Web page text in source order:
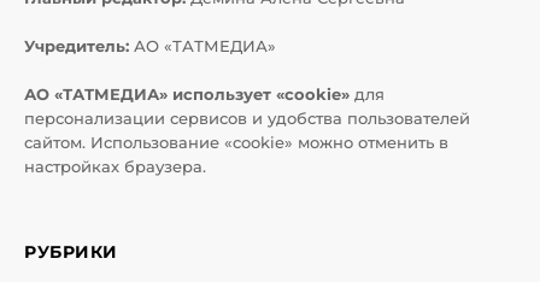
Учредитель: АО «ТАТМЕДИА»
АО «ТАТМЕДИА» использует «cookie» для
персонализации сервисов и удобства пользователей
сайтом. Использование «cookie» можно отменить в
настройках браузера.
РУБРИКИ